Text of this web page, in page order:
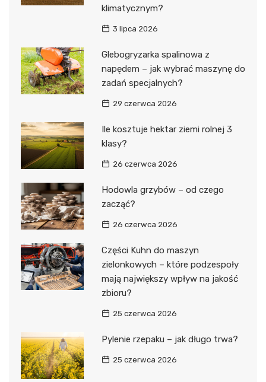
klimatycznym?
3 lipca 2026
Glebogryzarka spalinowa z
napędem – jak wybrać maszynę do
zadań specjalnych?
29 czerwca 2026
Ile kosztuje hektar ziemi rolnej 3
klasy?
26 czerwca 2026
Hodowla grzybów – od czego
zacząć?
26 czerwca 2026
Części Kuhn do maszyn
zielonkowych – które podzespoły
mają największy wpływ na jakość
zbioru?
25 czerwca 2026
Pylenie rzepaku – jak długo trwa?
25 czerwca 2026